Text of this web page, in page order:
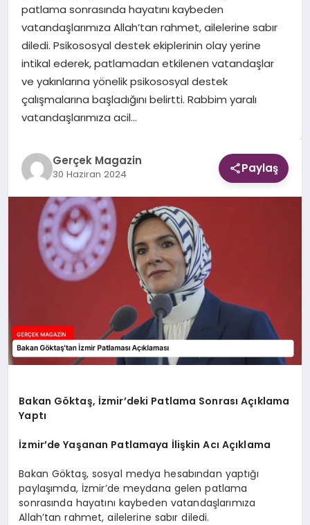
EKONOMI
patlama sonrasında hayatını kaybeden
vatandaşlarımıza Allah’tan rahmet, ailelerine sabır
diledi. Psikososyal destek ekiplerinin olay yerine
intikal ederek, patlamadan etkilenen vatandaşlar
ve yakınlarına yönelik psikososyal destek
çalışmalarına başladığını belirtti. Rabbim yaralı
vatandaşlarımıza acil…
Gerçek Magazin
30 Haziran 2024 Paylaş
Bakan Göktaş, İzmir’deki Patlama Sonrası Açıklama
Yaptı
İzmir’de Yaşanan Patlamaya İlişkin Acı Açıklama
Bakan Göktaş, sosyal medya hesabından yaptığı
paylaşımda, İzmir’de meydana gelen patlama
sonrasında hayatını kaybeden vatandaşlarımıza
Allah’tan rahmet, ailelerine sabır diledi.